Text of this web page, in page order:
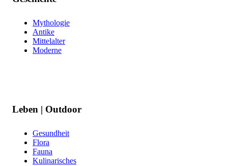
Mythologie
Antike
Mittelalter
Moderne
Leben | Outdoor
Gesundheit
Flora
Fauna
Kulinarisches